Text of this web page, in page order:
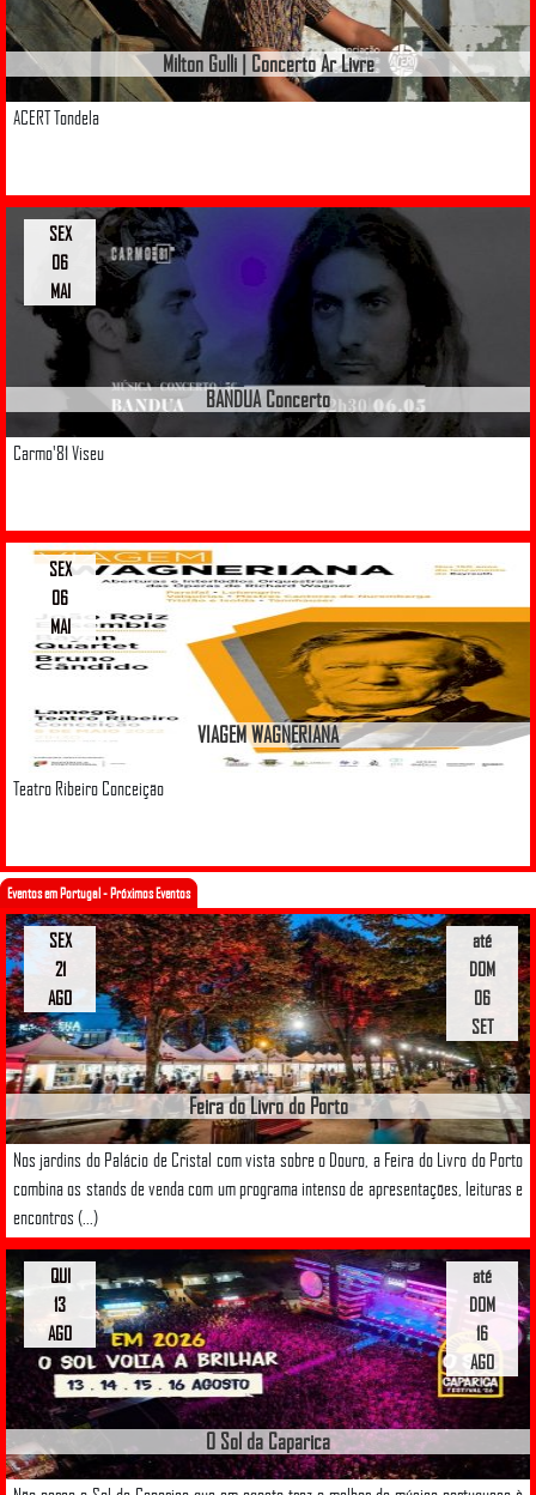
Milton Gulli | Concerto Ar Livre
ACERT Tondela
BANDUA Concerto
Carmo'81 Viseu
SEX
06
MAI
VIAGEM WAGNERIANA
Teatro Ribeiro Conceição
SEX
06
MAI
Eventos em Portugal - Próximos Eventos
Feira do Livro do Porto
Nos jardins do Palácio de Cristal com vista sobre o Douro, a Feira do Livro do Porto
combina os stands de venda com um programa intenso de apresentações, leituras e
encontros (...)
até
DOM
06
SET
SEX
21
AGO
O Sol da Caparica
até
DOM
16
AGO
QUI
13
AGO